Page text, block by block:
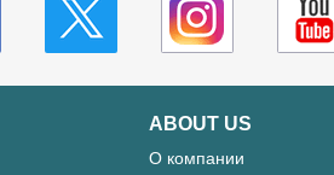
ABOUT US
О компании